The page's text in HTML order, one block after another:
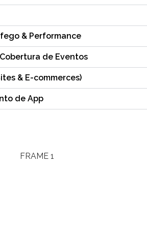
& Performance
de Eventos
& E-commerces)
de App